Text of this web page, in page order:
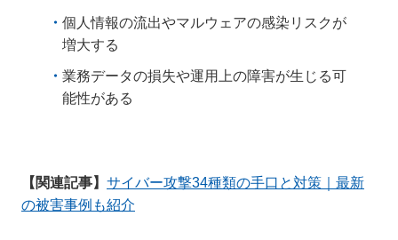
個人情報の流出やマルウェアの感染リスクが
増大する
業務データの損失や運用上の障害が生じる可
能性がある
【関連記事】 サイバー攻撃34種類の手口と対策｜最新
の被害事例も紹介